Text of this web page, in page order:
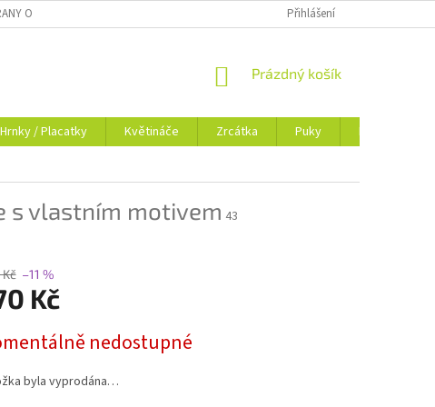
OSOBNÍCH ÚDAJŮ Přihlášení
NÁKUPNÍ
Prázdný košík
/ Placatky Květináče Zrcátka Puky
Dokladovky
s vlastním motivem 43
–11 %
Kč
nedostupné
byla vyprodána…